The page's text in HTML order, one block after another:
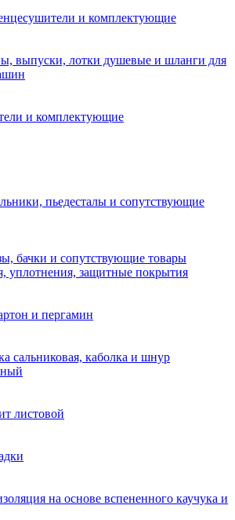
и комплектующие
выпуски, лотки душевые и шланги для
и комплектующие
пьедесталы и сопутствующие
бачки и сопутствующие товары
уплотнения, защитные покрытия
и пергамин
сальниковая, каболка и шнур
листовой
на основе вспененного каучука и